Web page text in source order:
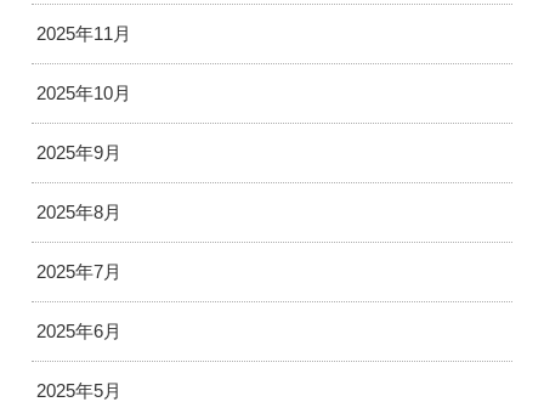
2025年11月
2025年10月
2025年9月
2025年8月
2025年7月
2025年6月
2025年5月